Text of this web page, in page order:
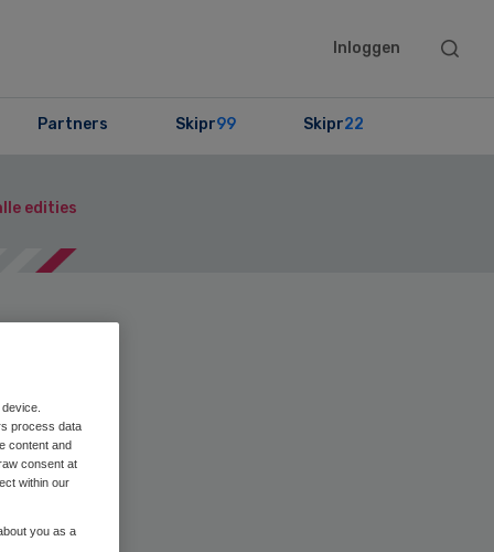
Inloggen
Search
Partners Skipr99 Skipr22
edities
process data
content and
consent at
within our
you as a